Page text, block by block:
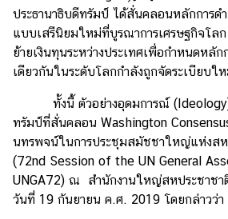
ประธานาธิบดีทรัมป์ ได้สั่นคลอนหลักการด
แบบเสรีนิยมใหม่ที่บูรณาการเศรษฐกิจโล
ย้ายเงินทุนระหว่างประเทศเพื่อกำหนดหลั
เดียวกันในระดับโลกกำลังถูกจัดระเบียบใ
ทั้งนี้ ตัวอย่างอุดมการณ์ (Ideology)
ทรัมป์ที่สั่นคลอน Washington
นทรพจน์ในการประชุมสมัชชาใหญ่แห่งสห
(72nd Session of the UN General
UNGA72) ณ สำนักงานใหญ่สหประชาชา
วันที่ 19 กันยายน ค.ศ. 2019 โดยกล่าวว่า